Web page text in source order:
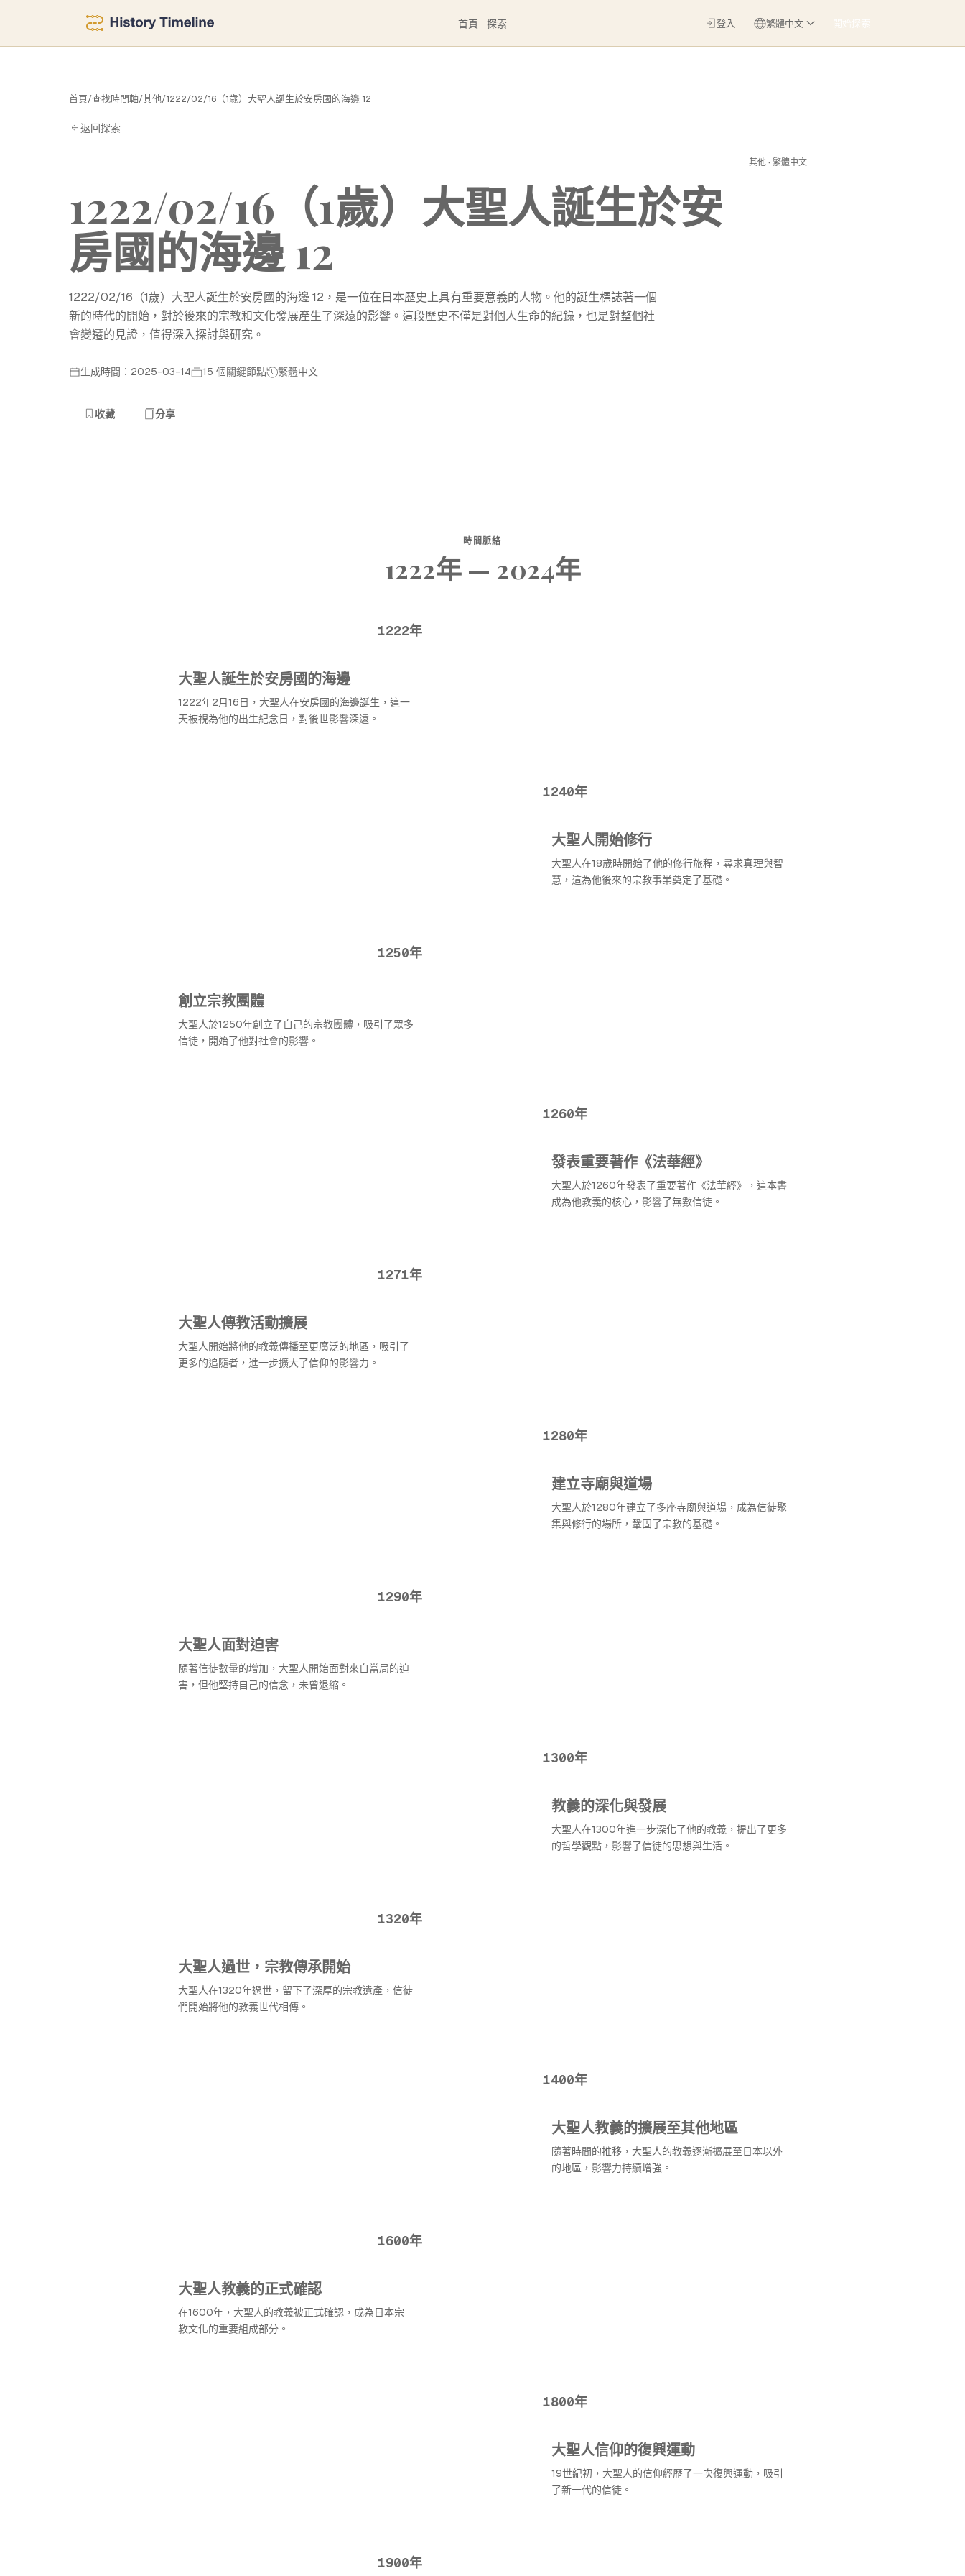
首頁 探索 開始探索
登入 繁體中文
首頁/查找時間軸/其他/1222/02/16（1歲）大聖人誕生於安房國的海邊 12
返回探索
其他 · 繁體中文
1222/02/16（1歲）大聖人誕生於安
房國的海邊 12
1222/02/16（1歲）大聖人誕生於安房國的海邊 12，是一位在日本歷史上具有重要意義的人物。他的誕生標誌著一個
新的時代的開始，對於後來的宗教和文化發展產生了深遠的影響。這段歷史不僅是對個人生命的紀錄，也是對整個社
會變遷的見證，值得深入探討與研究。
生成時間：2025-03-14 15 個關鍵節點 繁體中文
收藏 分享
時間脈絡
1222年 — 2024年
1222年
大聖人誕生於安房國的海邊
1222年2月16日，大聖人在安房國的海邊誕生，這一
天被視為他的出生紀念日，對後世影響深遠。
1240年
大聖人開始修行
大聖人在18歲時開始了他的修行旅程，尋求真理與智
慧，這為他後來的宗教事業奠定了基礎。
1250年
創立宗教團體
大聖人於1250年創立了自己的宗教團體，吸引了眾多
信徒，開始了他對社會的影響。
1260年
發表重要著作《法華經》
大聖人於1260年發表了重要著作《法華經》，這本書
成為他教義的核心，影響了無數信徒。
1271年
大聖人傳教活動擴展
大聖人開始將他的教義傳播至更廣泛的地區，吸引了
更多的追隨者，進一步擴大了信仰的影響力。
1280年
建立寺廟與道場
大聖人於1280年建立了多座寺廟與道場，成為信徒聚
集與修行的場所，鞏固了宗教的基礎。
1290年
大聖人面對迫害
隨著信徒數量的增加，大聖人開始面對來自當局的迫
害，但他堅持自己的信念，未曾退縮。
1300年
教義的深化與發展
大聖人在1300年進一步深化了他的教義，提出了更多
的哲學觀點，影響了信徒的思想與生活。
1320年
大聖人過世，宗教傳承開始
大聖人在1320年過世，留下了深厚的宗教遺產，信徒
們開始將他的教義世代相傳。
1400年
大聖人教義的擴展至其他地區
隨著時間的推移，大聖人的教義逐漸擴展至日本以外
的地區，影響力持續增強。
1600年
大聖人教義的正式確認
在1600年，大聖人的教義被正式確認，成為日本宗
教文化的重要組成部分。
1800年
大聖人信仰的復興運動
19世紀初，大聖人的信仰經歷了一次復興運動，吸引
了新一代的信徒。
1900年